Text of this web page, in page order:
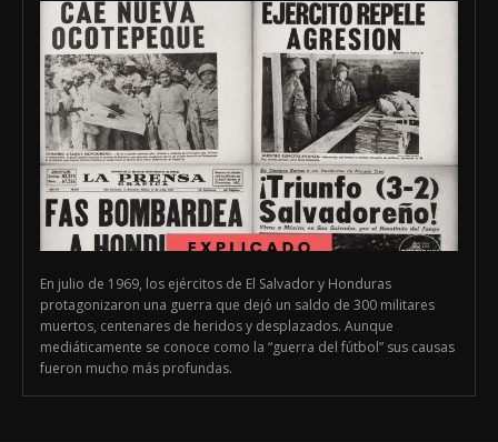
En julio de 1969, los ejércitos de El Salvador y Honduras
protagonizaron una guerra que dejó un saldo de 300 militares
muertos, centenares de heridos y desplazados. Aunque
mediáticamente se conoce como la “guerra del fútbol” sus causas
fueron mucho más profundas.